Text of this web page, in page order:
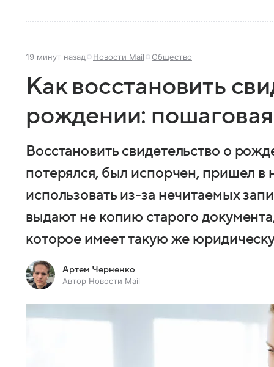
19 минут назад Новости Mail Общество
Как восстановить
рождении:
Восстановить свидетельство о
потерялся, был испорчен, пришел в
использовать из-за нечитаемых
выдают не копию старого
которое имеет такую же
Артем Черненко
Автор Новости Mail